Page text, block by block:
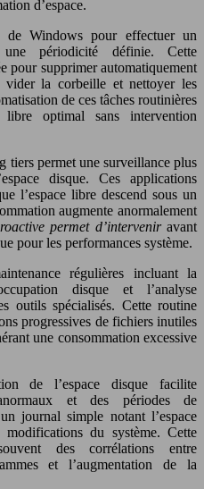
d’espace.
de Windows pour effectuer un
une périodicité définie. Cette
pour supprimer automatiquement
vider la corbeille et nettoyer les
de ces tâches routinières
optimal sans intervention
tiers permet une surveillance plus
disque. Ces applications
l’espace libre descend sous un
augmente anormalement
permet d’interveniravant
pour les performances système.
régulières incluant la
disque et l’analyse
outils spécialisés. Cette routine
progressives de fichiers inutiles
une consommation excessive
de l’espace disque facilite
et des périodes de
journal simple notant l’espace
du système. Cette
des corrélations entre
et l’augmentation de la